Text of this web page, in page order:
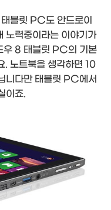
블릿 PC도 안드로이
노력중이라는 이야기가
우 8 태블릿 PC의 기본
. 노트북을 생각하면 10
니다만 태블릿 PC에서
이죠.